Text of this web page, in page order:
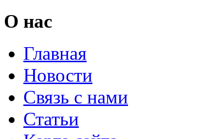
О нас
Главная
Новости
Связь с нами
Статьи